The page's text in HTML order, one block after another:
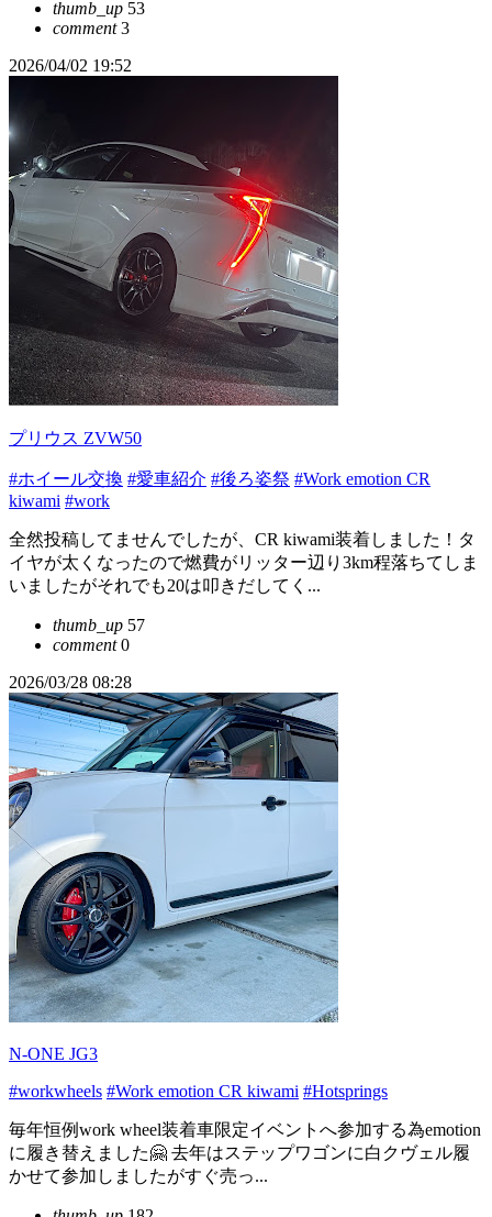
thumb_up 53
comment3
2026/04/02 19:52
プリウス ZVW50
#ホイール交換 #愛車紹介 #後ろ姿祭 #Work emotion CR
kiwami #work
全然投稿してませんでしたが、CR kiwami装着しました！タ
イヤが太くなったので燃費がリッター辺り3km程落ちてしま
いましたがそれでも20は叩きだしてく...
thumb_up 57
comment0
2026/03/28 08:28
N-ONE JG3
#workwheels #Work emotion CR kiwami #Hotsprings
毎年恒例work wheel装着車限定イベントへ参加する為emotion
に履き替えました🤗 去年はステップワゴンに白クヴェル履
かせて参加しましたがすぐ売っ...